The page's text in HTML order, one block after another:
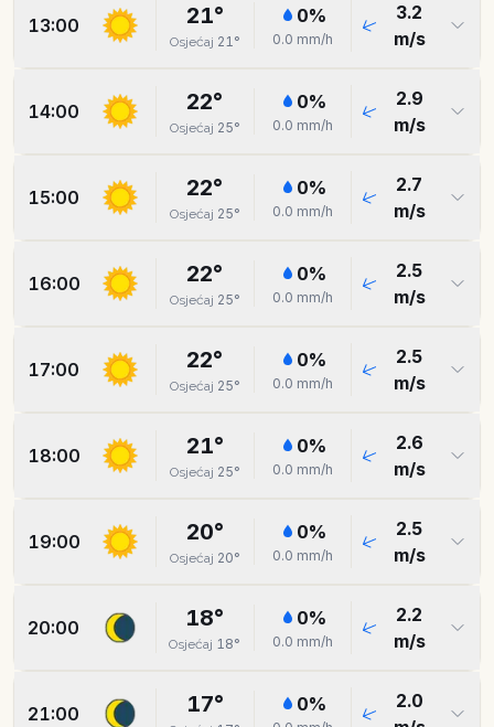
13:00 21°
Osjećaj 21°
0%
0.0 mm/h
3.2
m/s
14:00 22°
Osjećaj 25°
0%
0.0 mm/h
2.9
m/s
15:00 22°
Osjećaj 25°
0%
0.0 mm/h
2.7
m/s
16:00 22°
Osjećaj 25°
0%
0.0 mm/h
2.5
m/s
17:00 22°
Osjećaj 25°
0%
0.0 mm/h
2.5
m/s
18:00 21°
Osjećaj 25°
0%
0.0 mm/h
2.6
m/s
19:00 20°
Osjećaj 20°
0%
0.0 mm/h
2.5
m/s
20:00 18°
Osjećaj 18°
0%
0.0 mm/h
2.2
m/s
21:00 17° 0%
2.0